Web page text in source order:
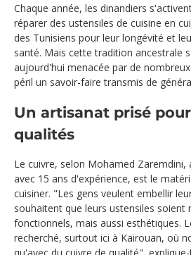
Chaque année, les dinandiers
réparer des ustensiles de cuisine en
des Tunisiens pour leur longévité et
santé. Mais cette tradition ancestrale
aujourd'hui menacée par de
péril un savoir-faire transmis de
Un artisanat prisé
qualités
Le cuivre, selon Mohamed Zaremdini,
avec 15 ans d'expérience, est le
cuisiner. "Les gens veulent embellir
souhaitent que leurs ustensiles soient
fonctionnels, mais aussi esthétiques.
recherché, surtout ici à Kairouan, où